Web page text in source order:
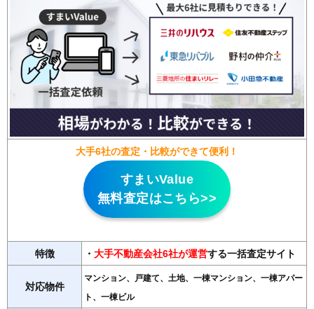
大手6社の査定・比較ができて便利！
すまいValue
無料査定はこちら>>
特徴 ・ 大手不動産会社6社が運営する一括査定サイト
対応物件
マンション、戸建て、土地、一棟マンション、一棟アパー
ト、一棟ビル